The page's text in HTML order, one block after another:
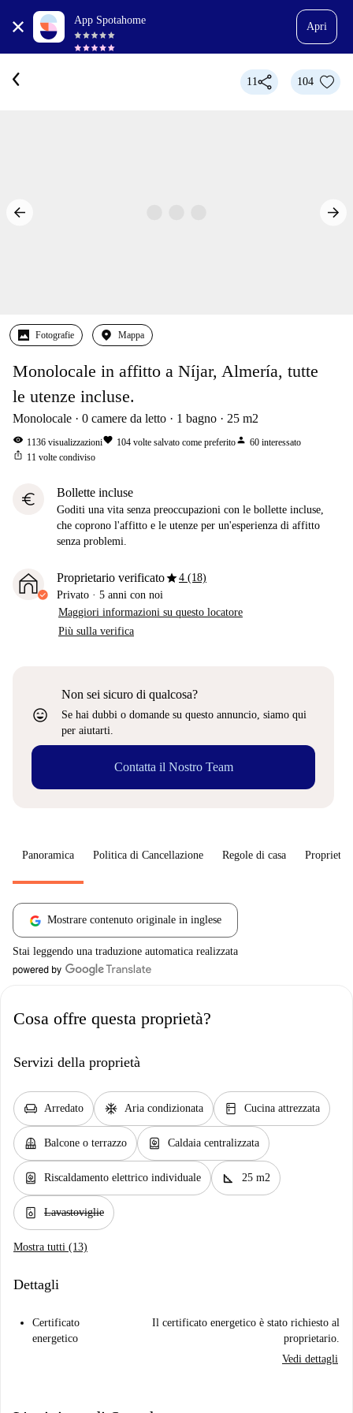
App Spotahome
Apri
11 104
Fotografie Mappa
Monolocale in affitto a Níjar, Almería, tutte
le utenze incluse.
Monolocale 0 camere da letto 1 bagno 25 m2
visibility 1136 visualizzazionifavorite 104 volte salvato come preferitoperson 60 interessato
ios_share 11 volte condiviso
euro Bollette incluse
Goditi una vita senza preoccupazioni con le bollette incluse,
che coprono l'affitto e le utenze per un'esperienza di affitto
senza problemi.
Proprietario verificatostar4 (18)
Privato · 5 anni con noi
Maggiori informazioni su questo locatore
Più sulla verifica
sentiment_very_satisfied
Non sei sicuro di qualcosa?
Se hai dubbi o domande su questo annuncio, siamo qui
per aiutarti.
Contatta il Nostro Team
Panoramica Politica di Cancellazione Regole di casa
Mostrare contenuto originale in inglese
Stai leggendo una traduzione automatica realizzata
Cosa offre questa proprietà?
Servizi della proprietà
chair Arredato ac_unit Aria condizionata kitchen Cucina attrezzata
balcony Balcone o terrazzo water_heater Caldaia centralizzata
water_heater Riscaldamento elettrico individuale square_foot 25 m2
dishwasher_gen Lavastoviglie
Mostra tutti (13)
Dettagli
Certificato
energetico
Il certificato energetico è stato richiesto al
proprietario.
Vedi dettagli